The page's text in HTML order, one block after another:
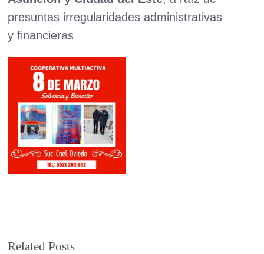
presuntas irregularidades administrativas
y financieras
Related Posts